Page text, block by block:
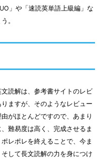
」や「速読英単語上級編」な
。
読解は、参考書サイトのレビ
ますが、そのようなレビュー
がほとんどですので、あまり
難易度は高く、完成させるま
レポレを終えることで、今ま
して長文読解の力を身につけ